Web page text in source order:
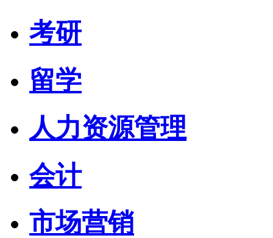
考研
留学
人力资源管理
会计
市场营销